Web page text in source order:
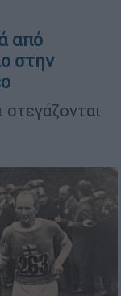
από
στην
στεγάζονται